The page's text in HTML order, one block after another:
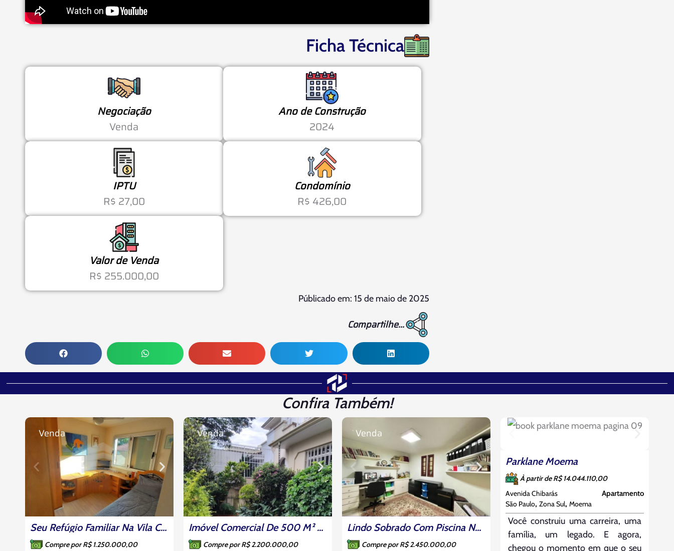
Ficha Técnica
Negociação
Venda
Ano de Construção
2024
IPTU
R$ 27,00
Condomínio
R$ 426,00
Valor de Venda
R$ 255.000,00
Públicado em: 15 de maio de 2025
Compartilhe...
Confira Também!
Seu Refúgio Familiar Na Vila Clementino: 3 Dorms (1 Suíte), Face Norte E Lazer Completo
Compre por R$ 1.250.000,00
Venda
Imóvel Comercial De 500 M² No Coração Do Ipiranga Com Galpão E Garagem
Compre por R$ 2.200.000,00
Venda
Lindo Sobrado Com Piscina No Jardim Da Saúde
Compre por R$ 2.450.000,00
Venda
Parklane Moema
À partir de R$ 14.044.110,00
Avenida Chibarás
Apartamento
São Paulo, Zona Sul, Moema
Você construiu uma carreira, uma
família, um legado. E agora,
chegou o momento em que o seu
Em Construção